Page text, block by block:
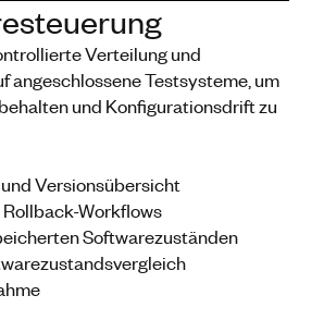
Verteilung und
angeschlossene Testsysteme, um
und Konfigurationsdrift zu
Versionsübersicht
Workflows
Softwarezuständen